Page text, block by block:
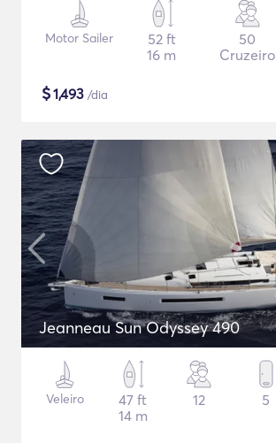
Motor Sailer
52 ft
16 m
50
Cruzeiro
$1,493 /dia
Jeanneau Sun Odyssey 490
Veleiro
47 ft
14 m
12 5